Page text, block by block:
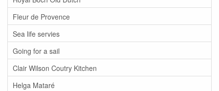
Fleur de Provence
Sea life servies
Going for a sail
Clair Wilson Coutry Kitchen
Helga Mataré